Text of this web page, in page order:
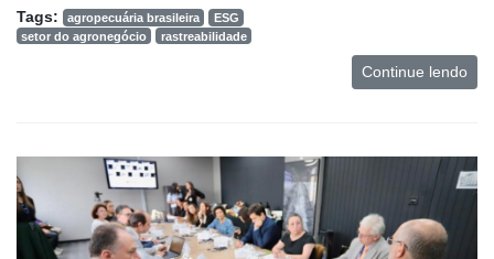
Tags: agropecuária brasileira
ESG
setor do agronegócio
rastreabilidade
Continue lendo